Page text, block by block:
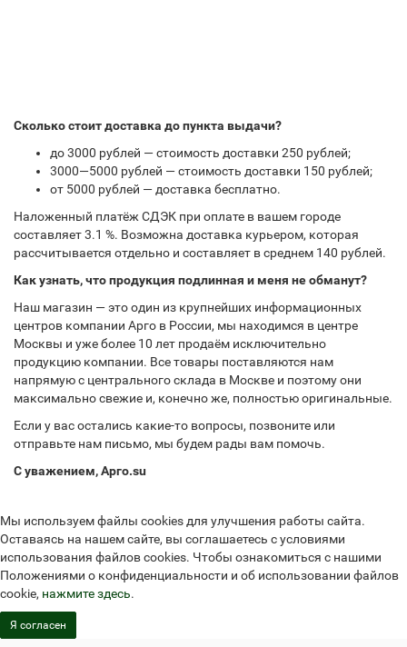
Сколько стоит доставка до пункта выдачи?
до 3000 рублей — стоимость доставки 250 рублей;
3000—5000 рублей — стоимость доставки 150 рублей;
от 5000 рублей — доставка бесплатно.
Наложенный платёж СДЭК при оплате в вашем городе
составляет 3.1 %. Возможна доставка курьером, которая
рассчитывается отдельно и составляет в среднем 140 рублей.
Как узнать, что продукция подлинная и меня не обманут?
Наш магазин — это один из крупнейших информационных
центров компании Арго в России, мы находимся в центре
Москвы и уже более 10 лет продаём исключительно
продукцию компании. Все товары поставляются нам
напрямую с центрального склада в Москве и поэтому они
максимально свежие и, конечно же, полностью оригинальные.
Если у вас остались какие-то вопросы, позвоните или
отправьте нам письмо, мы будем рады вам помочь.
С уважением, Арго.su
Мы используем файлы cookies для улучшения работы сайта.
Оставаясь на нашем сайте, вы соглашаетесь с условиями
использования файлов cookies. Чтобы ознакомиться с нашими
Положениями о конфиденциальности и об использовании файлов
cookie, нажмите здесь.
Я согласен